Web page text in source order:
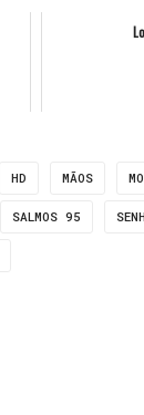
HD MÃOS
SALMOS 95